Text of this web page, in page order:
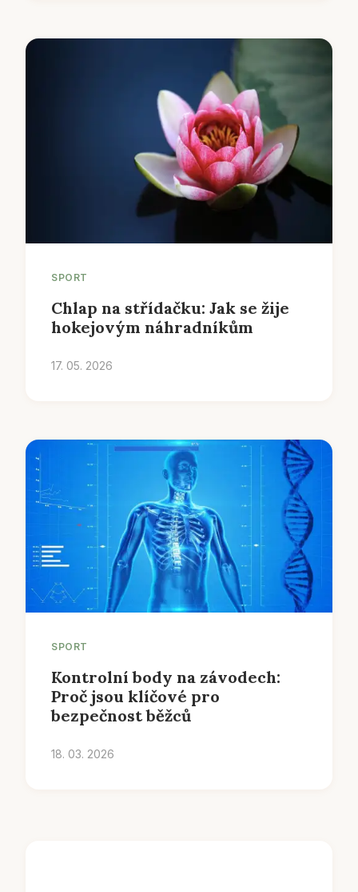
SPORT
Chlap na střídačku: Jak se žije
hokejovým náhradníkům
17. 05. 2026
SPORT
Kontrolní body na závodech:
Proč jsou klíčové pro
bezpečnost běžců
18. 03. 2026